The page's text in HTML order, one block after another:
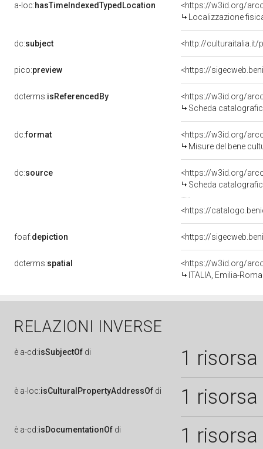
a-loc:hasTimeIndexedTypedLocation
<https://w3id.org/
Localizzazione
dc:subject <http://culturaitalia.it/
pico:preview <https://
dcterms:isReferencedBy
<https://w3id.org/
Scheda
dc:format
<https://w3id.org/
Misure del bene
dc:source
<https://w3id.org/
Scheda
<https://
foaf:depiction <https://
dcterms:spatial
<https://w3id.org/
ITALIA, Emilia-
RELAZIONI INVERSE
è a-cd:isSubjectOf di 1 risorsa
è a-loc:isCulturalPropertyAddressOf di 1 risorsa
è a-cd:isDocumentationOf di 1 risorsa